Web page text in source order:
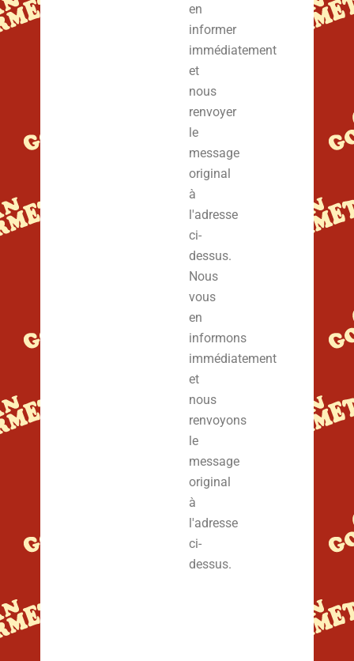
en
informer
immédiatement
et
nous
renvoyer
le
message
original
à
l'adresse
ci-
dessus.
Nous
vous
en
informons
immédiatement
et
nous
renvoyons
le
message
original
à
l'adresse
ci-
dessus.